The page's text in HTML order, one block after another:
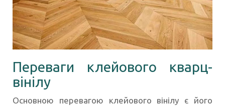
Переваги клейового кварц-
вінілу
Основною перевагою клейового вінілу є його